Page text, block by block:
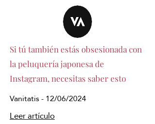
Si tú también estás obsesionada con
la peluquería japonesa de
Instagram, necesitas saber esto
Vanitatis - 12/06/2024
Leer artículo